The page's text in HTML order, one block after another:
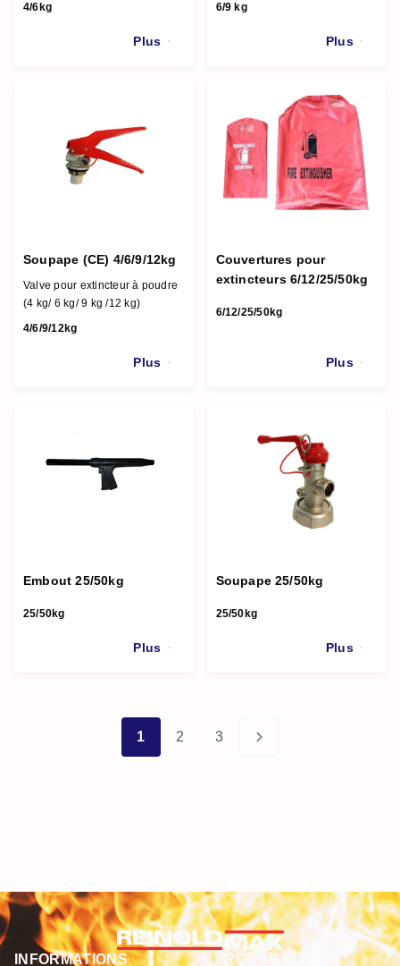
4/6kg
Plus
6/9 kg
Plus
Soupape (CE) 4/6/9/12kg
Valve pour extincteur à poudre
(4 kg/ 6 kg/ 9 kg /12 kg)
4/6/9/12kg
Plus
Couvertures pour
extincteurs 6/12/25/50kg
6/12/25/50kg
Plus
Embout 25/50kg
25/50kg
Plus
Soupape 25/50kg
25/50kg
Plus
1 2 3
INFORMATIONS PRODUITS